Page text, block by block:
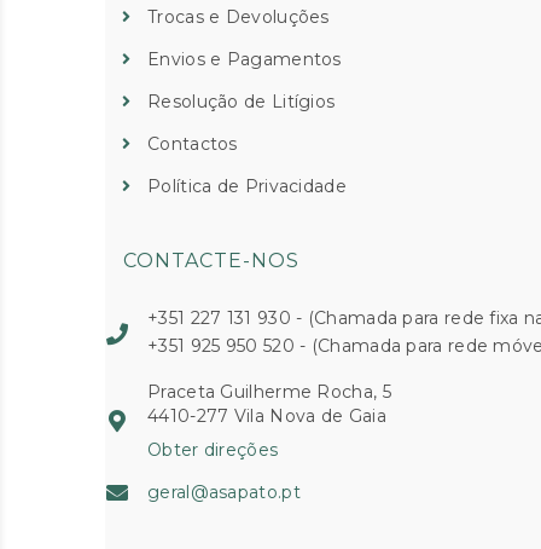
Trocas e Devoluções
Envios e Pagamentos
Resolução de Litígios
Contactos
Política de Privacidade
CONTACTE-NOS
+351 227 131 930 - (Chamada para rede fixa
+351 925 950 520 - (Chamada para rede
Praceta Guilherme Rocha, 5
4410-277 Vila Nova de Gaia
Obter direções
geral@asapato.pt